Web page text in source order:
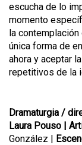
escucha de lo
momento
la
única forma de
ahora y aceptar
repetitivos de la
Dramaturgia /
Laura Pouso |
González |